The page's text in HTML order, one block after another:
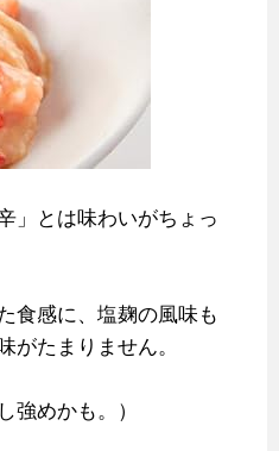
」とは味わいがちょっ
食感に、塩麹の風味も
がたまりません。
強めかも。）